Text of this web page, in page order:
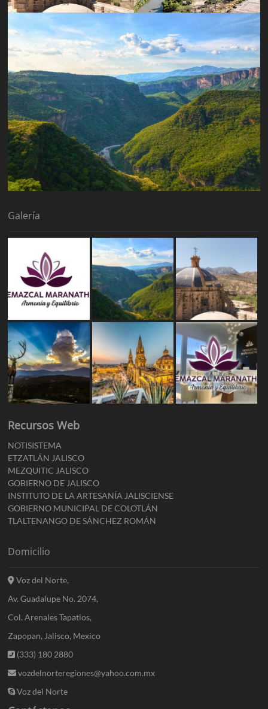
Galería
Recursos Web
NOTISISTEMA
ETZATLÁN JALISCO
MEZQUITIC JALISCO
GOBIERNO DE JALISCO
INSTITUTO DE LA ARTESANÍA JALISCIENSE
GOBIERNO MUNICIPAL DE COLOTLÁN
TLALTENANGO DE SÁNCHEZ ROMÁN
Domicilio
Voz del Norte,
Av. Guadalupe No. 2074,
Col. Arenales Tapatios,
Zapopan, Jalisco, Mexico
(333) 180 2880
vozdelnorteregiones@yahoo.com.mx
Voz del Norte